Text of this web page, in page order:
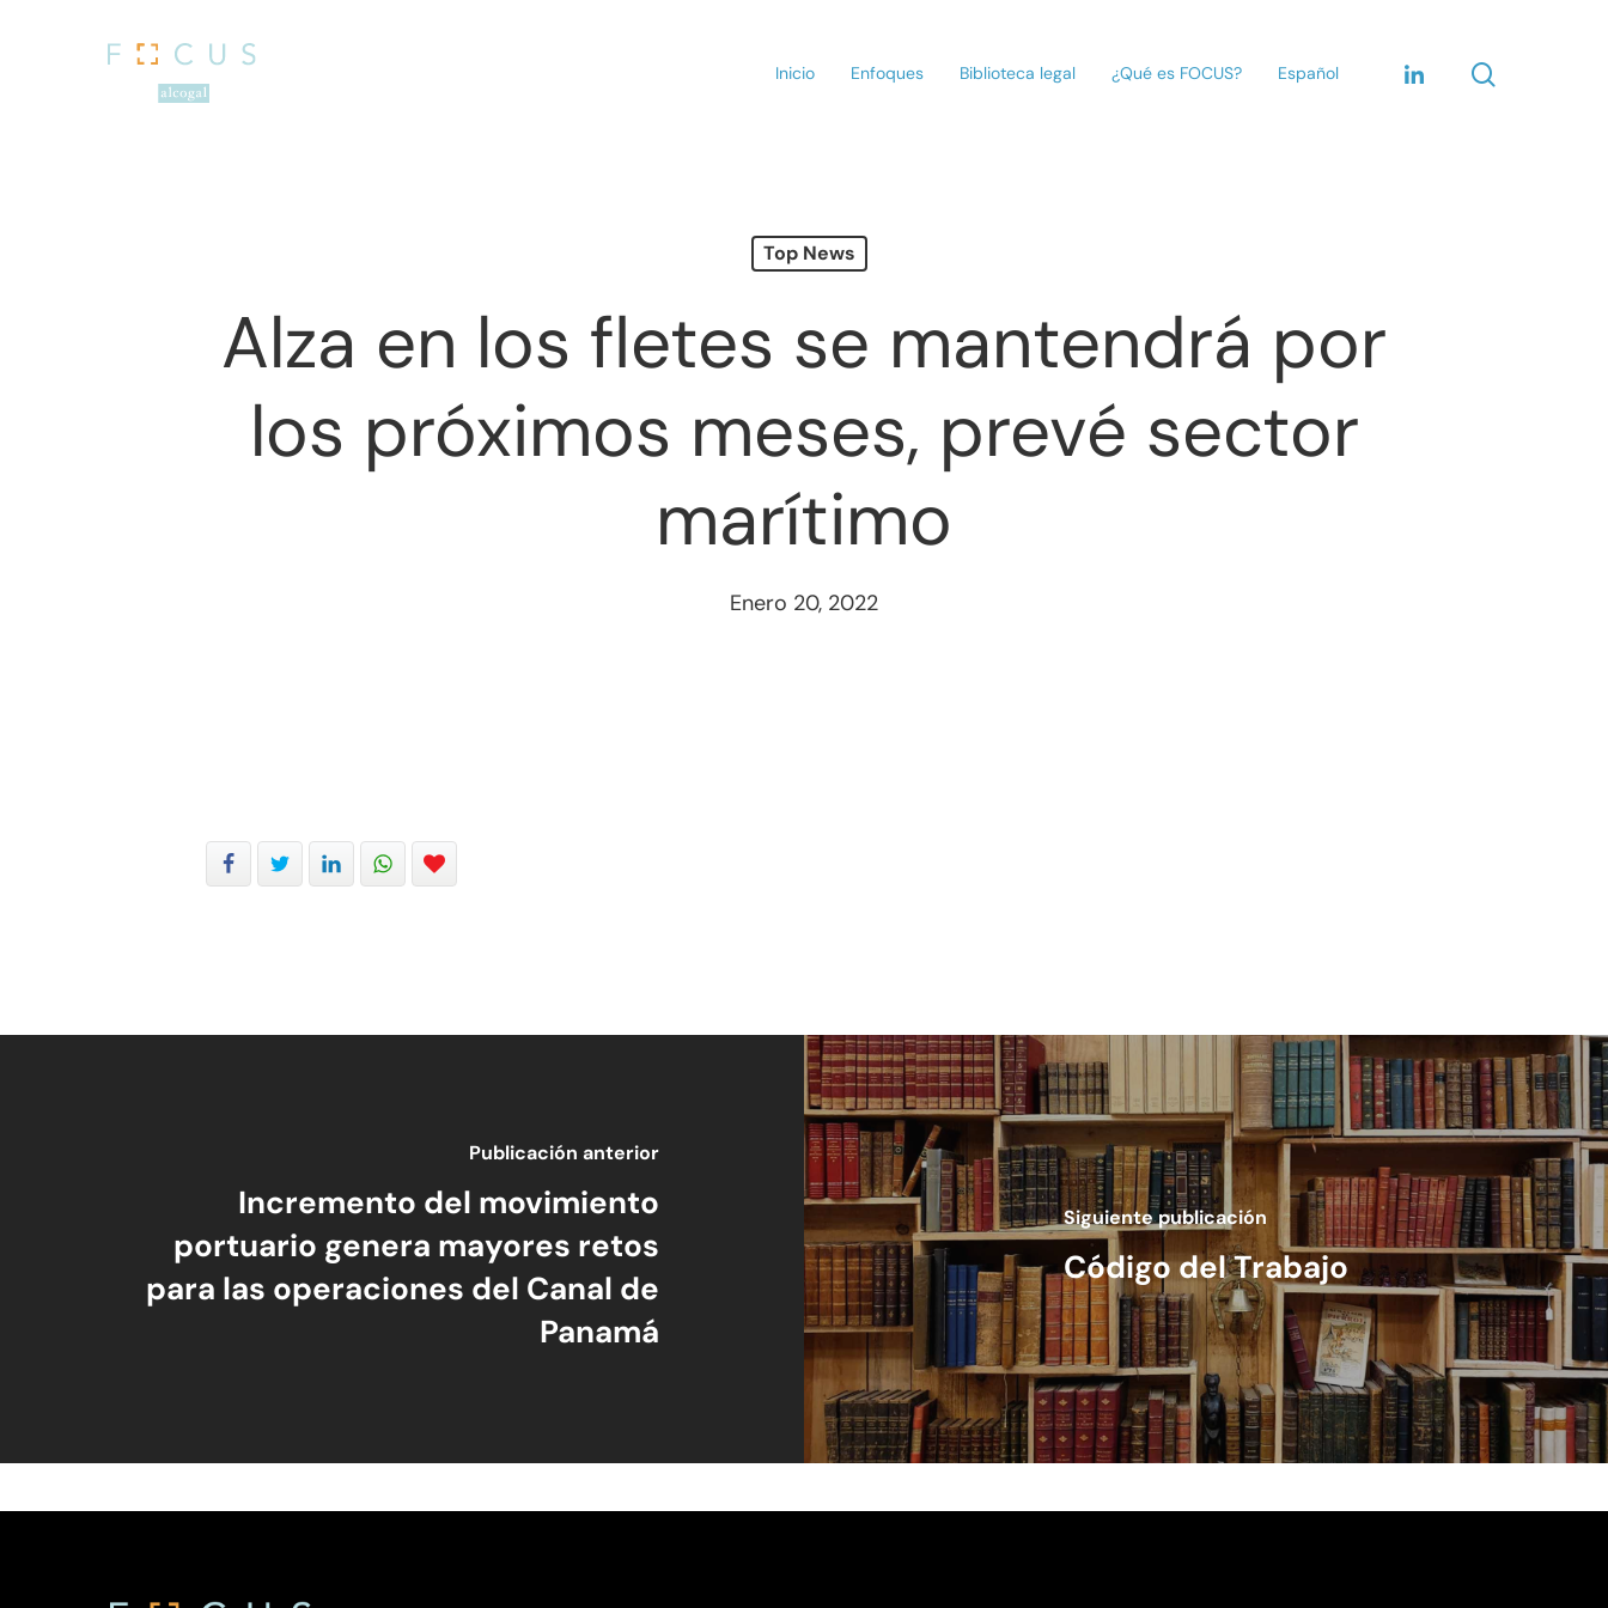
Presione enter para buscar o ESC para cerrar
Inicio Enfoques Biblioteca legal ¿Qué es FOCUS? Español
Top News
Alza en los fletes se mantendrá por
los próximos meses, prevé sector
marítimo
Enero 20, 2022
Publicación anterior
Incremento del movimiento
portuario genera mayores retos
para las operaciones del Canal de
Panamá
Siguiente publicación
Código del Trabajo